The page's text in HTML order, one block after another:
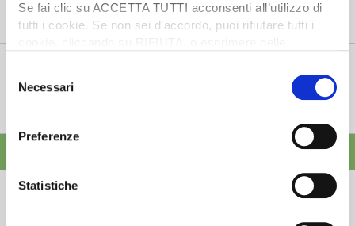
Se fai clic su ACCETTA TUTTI acconsenti all’utilizzo di
tutti i cookie. Se non sei d’accordo, puoi rifiutare tutti i
desideri accettare e cliccando ACCETTA SELEZIONATI.
delNecessari
Preferenze
Statistiche
Nel 2025, in Italia, l’agricoltura 4.0 è tornata al valore
record di 2,5 mili...
3 Agosto 2026
L’erogazione dei pagamenti della Pac in base a una